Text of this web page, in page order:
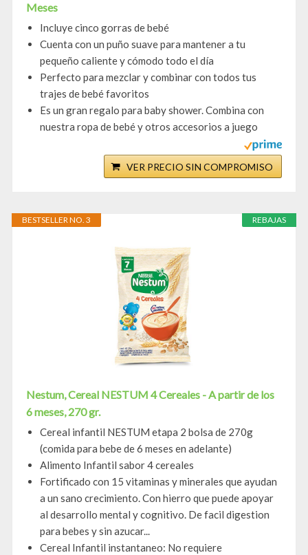
Meses
Incluye cinco gorras de bebé
Cuenta con un puño suave para mantener a tu
pequeño caliente y cómodo todo el día
Perfecto para mezclar y combinar con todos tus
trajes de bebé favoritos
Es un gran regalo para baby shower. Combina con
nuestra ropa de bebé y otros accesorios a juego
VER PRECIO SIN COMPROMISO
REBAJAS
BESTSELLER NO. 3
Nestum, Cereal NESTUM 4 Cereales - A partir de los
6 meses, 270 gr.
Cereal infantil NESTUM etapa 2 bolsa de 270g
(comida para bebe de 6 meses en adelante)
Alimento Infantil sabor 4 cereales
Fortificado con 15 vitaminas y minerales que ayudan
a un sano crecimiento. Con hierro que puede apoyar
al desarrollo mental y cognitivo. De facil digestion
para bebes y sin azucar...
Cereal Infantil instantaneo: No requiere